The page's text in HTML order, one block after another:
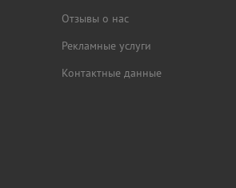
Отзывы о нас
Рекламные услуги
Контактные данные